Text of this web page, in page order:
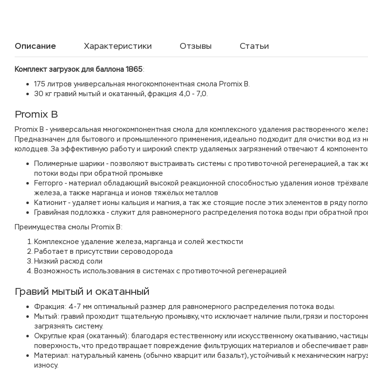
Описание Характеристики Отзывы Статьи
Комплект загрузок для баллона 1865:
175 литров универсальная многокомпонентная смола Promix B.
30 кг гравий мытый и окатанный, фракция 4,0 - 7,0.
Promix B
Promix B - универсальная многокомпонентная смола для комплексного удаления растворенного
Предназначен для бытового и промышленного применения, идеально подходит для очистки вод из
колодцев. За эффективную работу и широкий спектр удаляемых загрязнений отвечают 4
Полимерные шарики - позволяют выстраивать системы с противоточной регенерацией, а так
потоки воды при обратной промывке
Ferropro - материал обладающий высокой реакционной способностью удаления ионов
железа, а также марганца и ионов тяжёлых металлов
Катионит - удаляет ионы кальция и магния, а так же стоящие после этих элементов в ряду
Гравийная подложка - служит для равномерного распределения потока воды при обратной
Преимущества смолы Promix B:
Комплексное удаление железа, марганца и солей жесткости
Работает в присутствии сероводорода
Низкий расход соли
Возможность использования в системах с противоточной регенерацией
Гравий мытый и окатанный
Фракция: 4-7 мм оптимальный размер для равномерного распределения потока воды.
Мытый: гравий проходит тщательную промывку, что исключает наличие пыли, грязи и
загрязнять систему.
Округлые края (окатанный): благодаря естественному или искусственному окатыванию,
поверхность, что предотвращает повреждение фильтрующих материалов и обеспечивает
Материал: натуральный камень (обычно кварцит или базальт), устойчивый к механическим
износу.